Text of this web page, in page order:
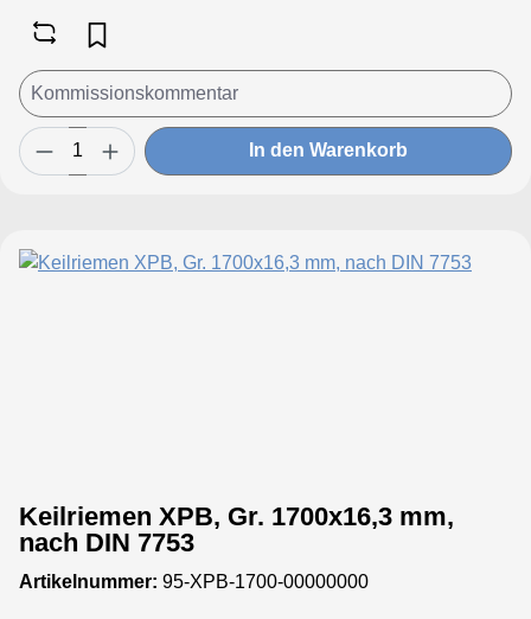
In den Warenkorb
Keilriemen XPB, Gr. 1700x16,3 mm,
nach DIN 7753
Artikelnummer: 95-XPB-1700-00000000